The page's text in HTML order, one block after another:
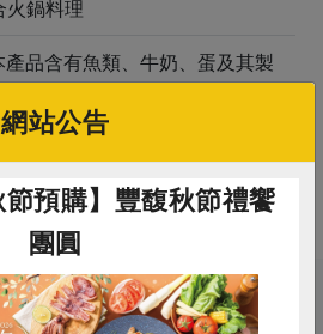
火鍋料理
產品含有魚類、牛奶、蛋及其製
製程廠房，其設備或生產管線有
其製品。
關鍵字
網站公告
節預購】豐馥秋節禮饗
團圓